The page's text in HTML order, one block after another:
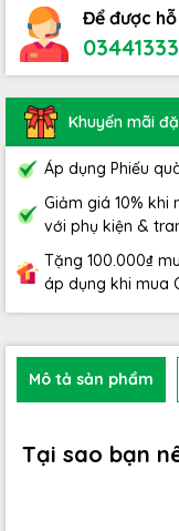
Để được
Khuyến mãi
Áp dụng Phiếu
Giảm giá 10% khi
với phụ kiện &
Tặng 100.000₫
áp dụng khi mua
Mô tả sản phẩm
Tại sao bạn